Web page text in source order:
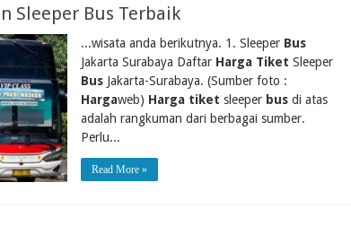
Sleeper Bus Terbaik
...wisata anda berikutnya. 1. Sleeper Bus
Jakarta Surabaya Daftar Harga Tiket Sleeper
BusJakarta-Surabaya. (Sumber foto :
Hargaweb) Harga tiket sleeper busdi atas
adalah rangkuman dari berbagai sumber.
Perlu...
Read More »